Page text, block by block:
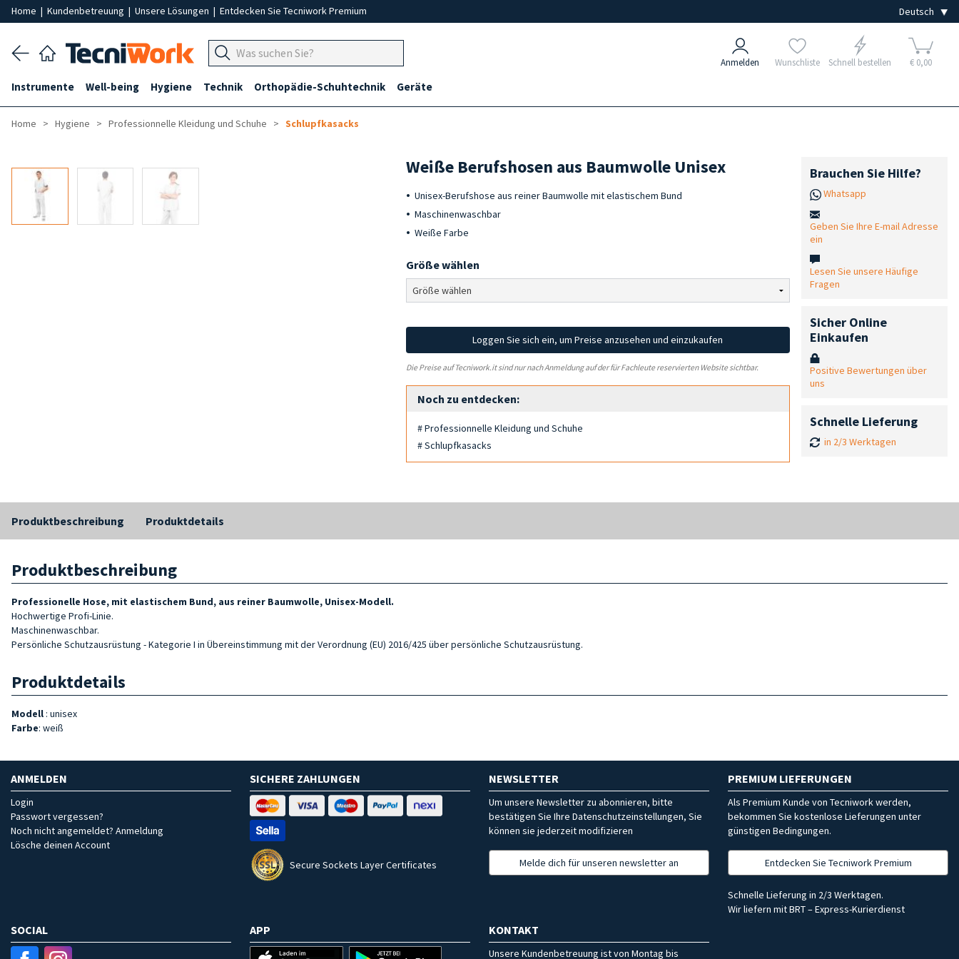
Home | Kundenbetreuung | Unsere Lösungen | Entdecken Sie Tecniwork Premium
Anmelden Wunschliste Schnell bestellen € 0,00
Instrumente Well-being Hygiene Technik Orthopädie-Schuhtechnik Geräte
Home Hygiene Professionnelle Kleidung und Schuhe Schlupfkasacks
Weiße Berufshosen aus Baumwolle Unisex
Unisex-Berufshose aus reiner Baumwolle mit elastischem Bund
Maschinenwaschbar
Weiße Farbe
Größe wählen
Loggen Sie sich ein, um Preise anzusehen und einzukaufen
Die Preise auf Tecniwork.it sind nur nach Anmeldung auf der für Fachleute reservierten Website sichtbar.
Noch zu entdecken:
# Professionnelle Kleidung und Schuhe
# Schlupfkasacks
Brauchen Sie Hilfe?
Whatsapp
Geben Sie Ihre E-mail Adresse
ein
Lesen Sie unsere Häufige
Fragen
Sicher Online
Einkaufen
Positive Bewertungen über
uns
Schnelle Lieferung
in 2/3 Werktagen
Produktbeschreibung Produktdetails
Produktbeschreibung
Professionelle Hose, mit elastischem Bund, aus reiner Baumwolle, Unisex-Modell.
Hochwertige Profi-Linie.
Maschinenwaschbar.
Persönliche Schutzausrüstung - Kategorie I in Übereinstimmung mit der Verordnung (EU) 2016/425 über persönliche Schutzausrüstung.
Produktdetails
Modell : unisex
Farbe: weiß
ANMELDEN
Login
Passwort vergessen?
Noch nicht angemeldet? Anmeldung
Lösche deinen Account
SICHERE ZAHLUNGEN
Secure Sockets Layer Certificates
NEWSLETTER
Um unsere Newsletter zu abonnieren, bitte
bestätigen Sie Ihre Datenschutzeinstellungen, Sie
können sie jederzeit modifizieren
Melde dich für unseren newsletter an
PREMIUM LIEFERUNGEN
Als Premium Kunde von Tecniwork werden,
bekommen Sie kostenlose Lieferungen unter
günstigen Bedingungen.
Entdecken Sie Tecniwork Premium
Schnelle Lieferung in 2/3 Werktagen.
Wir liefern mit BRT – Express-Kurierdienst
SOCIAL APP KONTAKT
Unsere Kundenbetreuung ist von Montag bis